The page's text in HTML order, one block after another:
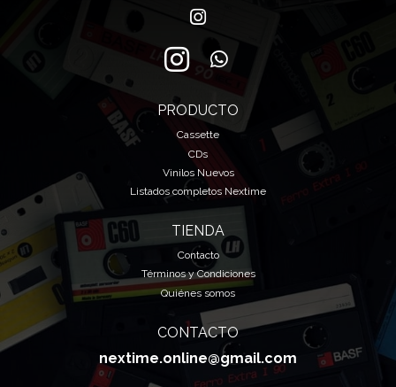
PRODUCTO
Cassette
CDs
Vinilos Nuevos
Listados completos Nextime
TIENDA
Contacto
Términos y Condiciones
Quiénes somos
CONTACTO
nextime.online@gmail.com